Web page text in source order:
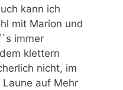
kann ich
mit Marion und
immer
klettern
nicht, im
auf Mehr